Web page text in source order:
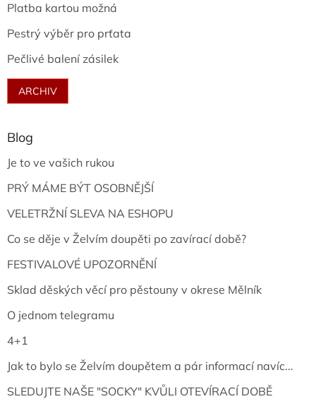
Platba kartou možná
Pestrý výběr pro prťata
Pečlivé balení zásilek
ARCHIV
Blog
Je to ve vašich rukou
PRÝ MÁME BÝT OSOBNĚJŠÍ
VELETRŽNÍ SLEVA NA ESHOPU
Co se děje v Želvím doupěti po zavírací době?
FESTIVALOVÉ UPOZORNĚNÍ
Sklad děských věcí pro pěstouny v okrese Mělník
O jednom telegramu
4+1
Jak to bylo se Želvím doupětem a pár informací navíc...
SLEDUJTE NAŠE "SOCKY" KVŮLI OTEVÍRACÍ DOBĚ